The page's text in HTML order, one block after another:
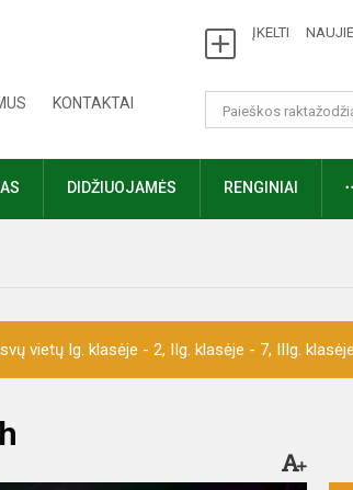
KONTAKTAI
ĮKELTI
DIDŽIUOJAMĖS RENGINIAI
vietų Ig. klasėje - 2, IIg. klasėje - 7, IIIg.